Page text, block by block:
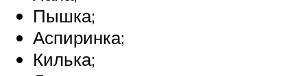
Пышка;
Аспиринка;
Килька;